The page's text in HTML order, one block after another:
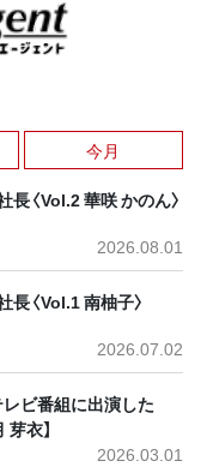
今月
〈Vol.2 華咲 かのん〉
2026.08.01
〈Vol.1 南柚子〉
2026.07.02
ビ番組に出演した
衣】
2026.03.01